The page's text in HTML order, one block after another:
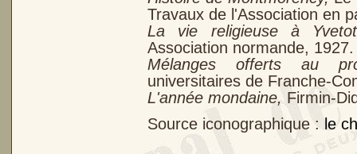
Travaux de l'Association en
La vie religieuse à
Association normande, 1927.
Mélanges offerts au
universitaires de Franche-
L'année mondaine, Firmin-
Source iconographique : le